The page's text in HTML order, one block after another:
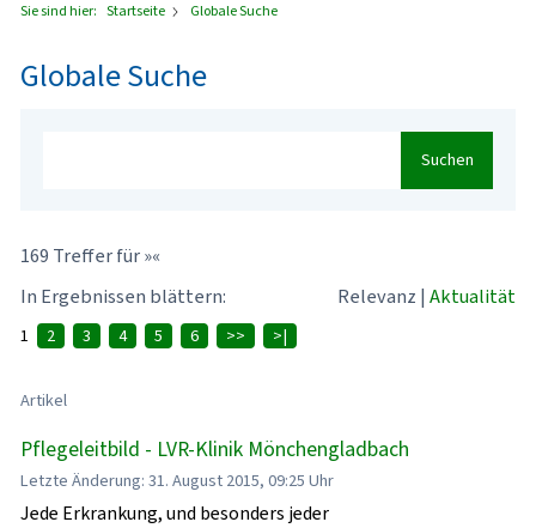
Sie sind hier: Startseite Globale Suche
Globale Suche
Suchen
169 Treffer für »«
In Ergebnissen blättern:
Relevanz | Aktualität
1 2 3 4 5 6 >> >|
Artikel
Pflegeleitbild - LVR-Klinik Mönchengladbach
Letzte Änderung: 31. August 2015, 09:25 Uhr
Jede Erkrankung, und besonders jeder